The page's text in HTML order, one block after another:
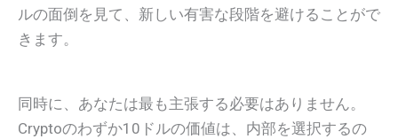
ルの面倒を見て、新しい有害な段階を避けることがで
きます。
同時に、あなたは最も主張する必要はありません。
Cryptoのわずか10ドルの価値は、内部を選択するの